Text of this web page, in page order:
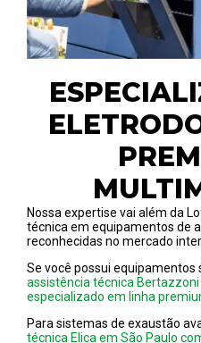
Nossa expertise vai além da
técnica em equipamentos de
reconhecidas no mercado
Se você possui
assistência técnica
especializado em linha
Para sistemas de exaustão
técnica Elica em São Paulo